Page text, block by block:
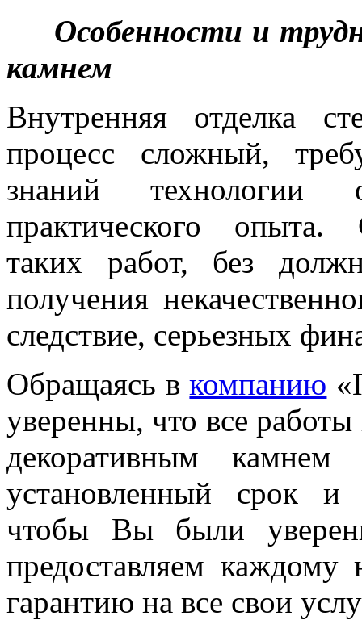
Особенности и
камнем
Внутренняя отделка
процесс сложный,
знаний технологии
практического опыта.
таких работ, без
получения
следствие, серьезных
Обращаясь вкомпанию
уверенны, что все
декоративным
установленный срок и
чтобы Вы были
предоставляем
гарантию на все свои